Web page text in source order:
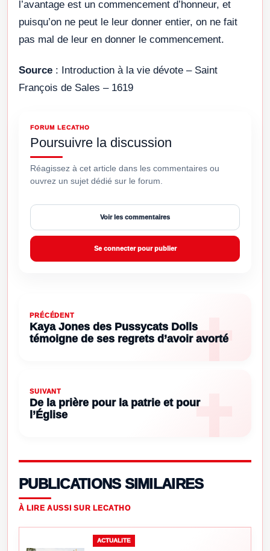
l’avantage est un commencement d’honneur, et
puisqu’on ne peut le leur donner entier, on ne fait
pas mal de leur en donner le commencement.
Source : Introduction à la vie dévote – Saint
François de Sales – 1619
FORUM LECATHO
Poursuivre la discussion
Réagissez à cet article dans les commentaires ou
ouvrez un sujet dédié sur le forum.
Voir les commentaires
Se connecter pour publier
PRÉCÉDENT
Kaya Jones des Pussycats Dolls
témoigne de ses regrets d’avoir avorté
SUIVANT
De la prière pour la patrie et pour
l’Église
PUBLICATIONS SIMILAIRES
À LIRE AUSSI SUR LECATHO
ACTUALITE